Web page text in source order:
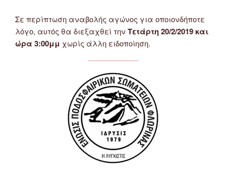
Σε περίπτωση αναβολής αγώνος για οποιονδήποτε
λόγο, αυτός θα διεξαχθεί την Τετάρτη 20/2/2019 και
ώρα 3:00μμ χωρίς άλλη ειδοποίηση.